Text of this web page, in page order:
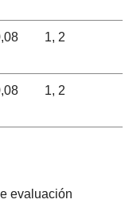
1, 2
1, 2
evaluación